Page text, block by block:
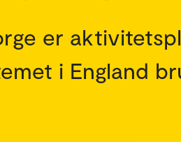
er
i England